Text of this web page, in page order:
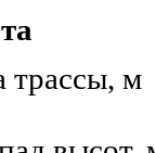
трассы, м